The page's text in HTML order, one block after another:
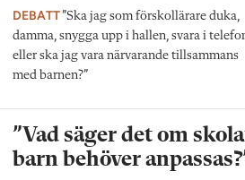
DEBATT”Ska jag som förskollärare duka,
damma, snygga upp i hallen, svara i
eller ska jag vara närvarande tillsammans
med barnen?”
”Vad säger det om
barn behöver